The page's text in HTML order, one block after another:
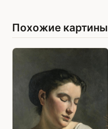
Похожие картины